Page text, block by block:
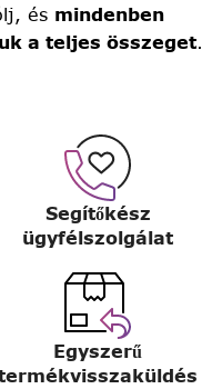
és mindenben
a teljes összeget.
Segítőkész
ügyfélszolgálat
Egyszerű